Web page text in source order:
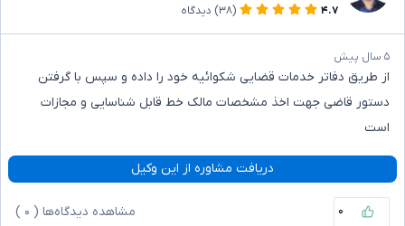
۴.۷
(۳۸) دیدگاه
۵ سال پیش
از طریق دفاتر خدمات قضایی شکوائیه خود را داده و سپس با گرفتن
دستور قاضی جهت اخذ مشخصات مالک خط قابل شناسایی و مجازات
است
دریافت مشاوره از این وکیل
۰ مشاهده دیدگاه‌ها ( ۰